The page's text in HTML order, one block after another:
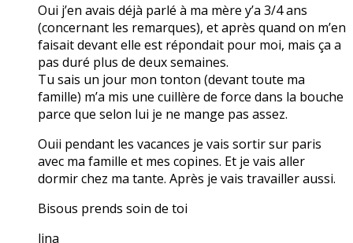
Oui j’en avais déjà parlé à ma mère y’a 3/4 ans
(concernant les remarques), et après quand on m’en
faisait devant elle est répondait pour moi, mais ça a
pas duré plus de deux semaines.
Tu sais un jour mon tonton (devant toute ma
famille) m’a mis une cuillère de force dans la bouche
parce que selon lui je ne mange pas assez.
Ouii pendant les vacances je vais sortir sur paris
avec ma famille et mes copines. Et je vais aller
dormir chez ma tante. Après je vais travailler aussi.
Bisous prends soin de toi
lina